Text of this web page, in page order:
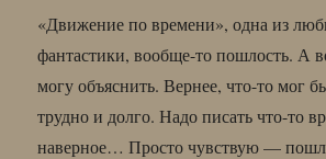
«Движение по времени», одна из
фантастики, вообще-то пошлость. А
могу объяснить. Вернее, что-то мог
трудно и долго. Надо писать что-то
наверное… Просто чувствую —